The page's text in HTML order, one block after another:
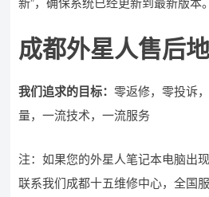
新”，确保系统已经更新到最新版本。
成都外星人售后
我们追求的目标：零返修，零投诉
量，一流技术，一流服务
注：如果您的外星人笔记本电脑出
联系我们成都十五维修中心，全国